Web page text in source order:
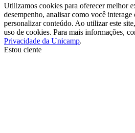
Utilizamos cookies para oferecer melhor
desempenho, analisar como você interage
personalizar conteúdo. Ao utilizar este
uso de cookies. Para mais informações,
Privacidade da Unicamp.
Estou ciente